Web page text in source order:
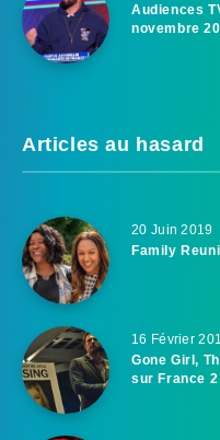
Audiences
novembre
Articles au hasard
20 Juin 2019
Family
16 Février
Gone Girl,
sur France 2